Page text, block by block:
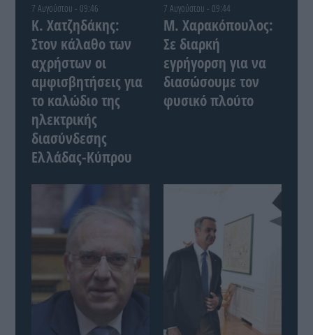
7 Αυγούστου - 09:46
Κ. Χατζηδάκης:
Στον κάλαθο των
αχρήστων οι
αμφισβητήσεις για
το καλώδιο της
ηλεκτρικής
διασύνδεσης
Ελλάδας-Κύπρου
7 Αυγούστου - 09:44
Μ. Χαρακόπουλος:
Σε διαρκή
εγρήγορση για να
διασώσουμε τον
φυσικό πλούτο